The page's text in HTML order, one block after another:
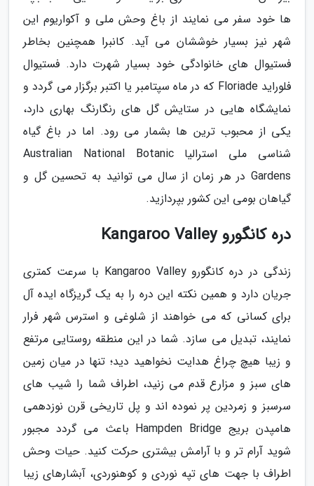
ها خود سفر می نمایند از باغ وحش ملی و آکواریوم این
شهر نیز بسیار خوششان می آید. کانبرا همچنین بخاطر
فستیوال های خانوادگی خود بسیار شهرت دارد. فستیوال
فلوراید Floriade که در ماه سپتامبر یا اکتبر برگزار می گردد و
نمایشگاه هایی در ستایش گل های رنگارنگ بهاری دارد،
یکی از محبوب ترین ها بشمار می رود. اما در باغ گیاه
شناسی ملی استرالیا Australian National Botanic
Gardens در هر زمان از سال می توانید به تحسین گل و
گیاهان بومی این کشور بپردازید.
دره کانگورو Kangaroo Valley
زندگی در دره کانگورو Kangaroo Valley با سرعت کمتری
جریان دارد و همین نکته این دره را به یک گریزگاه ایده آل
برای کسانی که می خواهند از شلوغی و استرس شهر فرار
نمایند، تبدیل می سازد. شما در این منطقه روستایی مرتفع
و زیبا هیچ چراغ هدایت نخواهید دید؛ تنها در میان زمین
های سبز و مزارع قدم می زنید، اطراف شما را شیب های
سرسبز و زمردین پر نموده اند و پل تاریخی قرن نوزدهمی
هامپدن بریج Hampden Bridge باعث می گردد مجبور
شوید آرام تر و با آرامش بیشتری حرکت کنید. حیات وحش
اطراف با جهت های تپه نوردی و کوهنوردی، آبشارهای زیبا